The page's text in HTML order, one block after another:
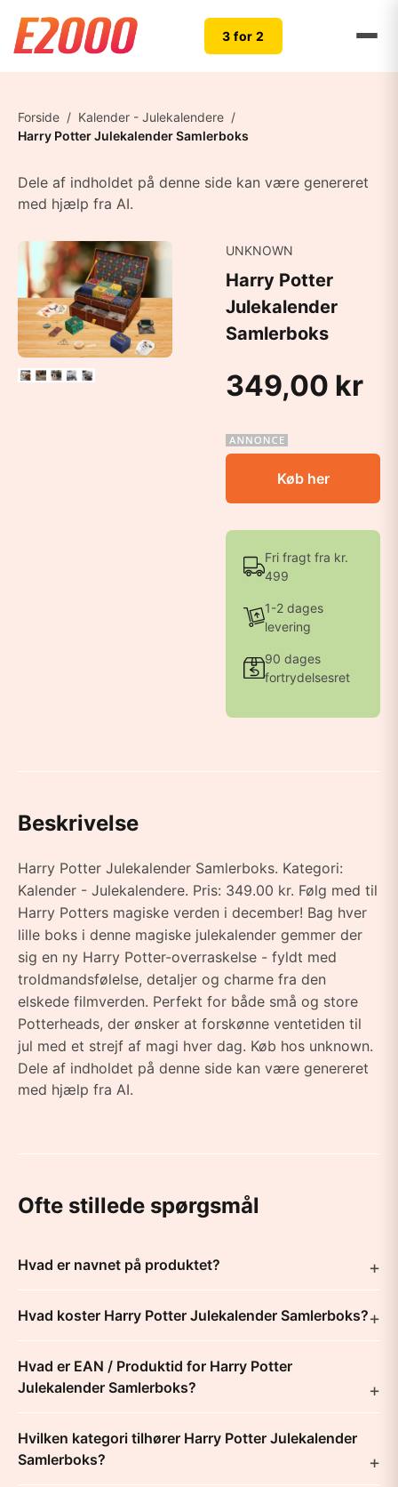
3 for 2
Forside / Kalender - Julekalendere /
Harry Potter Julekalender Samlerboks
Dele af indholdet på denne side kan være genereret
med hjælp fra AI.
UNKNOWN
Harry Potter
Julekalender
Samlerboks
349,00 kr
Køb her
Fri fragt fra kr.
499
1-2 dages
levering
90 dages
fortrydelsesret
Beskrivelse
Harry Potter Julekalender Samlerboks. Kategori:
Kalender - Julekalendere. Pris: 349.00 kr. Følg med til
Harry Potters magiske verden i december! Bag hver
lille boks i denne magiske julekalender gemmer der
sig en ny Harry Potter-overraskelse - fyldt med
troldmandsfølelse, detaljer og charme fra den
elskede filmverden. Perfekt for både små og store
Potterheads, der ønsker at forskønne ventetiden til
jul med et strejf af magi hver dag. Køb hos unknown.
Dele af indholdet på denne side kan være genereret
med hjælp fra AI.
Ofte stillede spørgsmål
Hvad er navnet på produktet?
Hvad koster Harry Potter Julekalender Samlerboks?
Hvad er EAN / Produktid for Harry Potter
Julekalender Samlerboks?
Hvilken kategori tilhører Harry Potter Julekalender
Samlerboks?